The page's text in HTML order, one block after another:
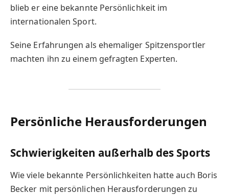
blieb er eine bekannte Persönlichkeit im
internationalen Sport.
Seine Erfahrungen als ehemaliger Spitzensportler
machten ihn zu einem gefragten Experten.
Persönliche Herausforderungen
Schwierigkeiten außerhalb des Sports
Wie viele bekannte Persönlichkeiten hatte auch Boris
Becker mit persönlichen Herausforderungen zu